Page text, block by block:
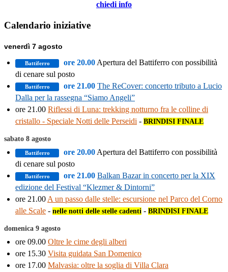
chiedi info
Calendario iniziative
venerdì 7 agosto
Battiferro ore 20.00Apertura del Battiferro con possibilità
di cenare sul posto
Battiferro ore 21.00 The ReCover: concerto tributo a Lucio
Dalla per la rassegna “Siamo Angeli”
ore 21.00 Riflessi di Luna: trekking notturno fra le colline di
cristallo - Speciale Notti delle Perseidi - BRINDISI FINALE
sabato 8 agosto
Battiferro ore 20.00Apertura del Battiferro con possibilità
di cenare sul posto
Battiferro ore 21.00 Balkan Bazar in concerto per la XIX
edizione del Festival “Klezmer & Dintorni”
ore 21.00A un passo dalle stelle: escursione nel Parco del Corno
alle Scale - nelle notti delle stelle cadenti - BRINDISI FINALE
domenica 9 agosto
ore 09.00 Oltre le cime degli alberi
ore 15.30 Visita guidata San Domenico
ore 17.00 Malvasia: oltre la soglia di Villa Clara